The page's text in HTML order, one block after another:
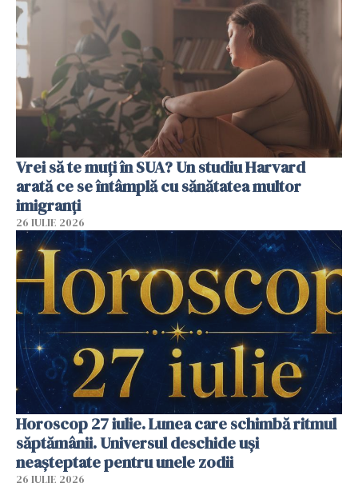
Vrei să te muți în SUA? Un studiu Harvard
arată ce se întâmplă cu sănătatea multor
imigranți
26 IULIE 2026
Horoscop 27 iulie. Lunea care schimbă ritmul
săptămânii. Universul deschide uși
neașteptate pentru unele zodii
26 IULIE 2026